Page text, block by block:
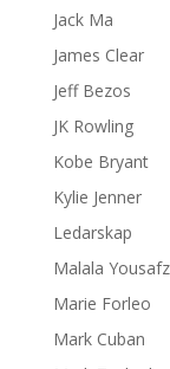
Jack Ma
James Clear
Jeff Bezos
JK Rowling
Kobe Bryant
Kylie Jenner
Ledarskap
Malala
Marie Forleo
Mark Cuban